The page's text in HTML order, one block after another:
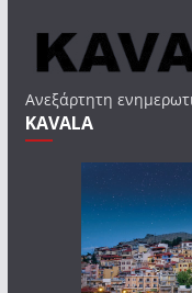
Ανεξάρτητη
KAVALA